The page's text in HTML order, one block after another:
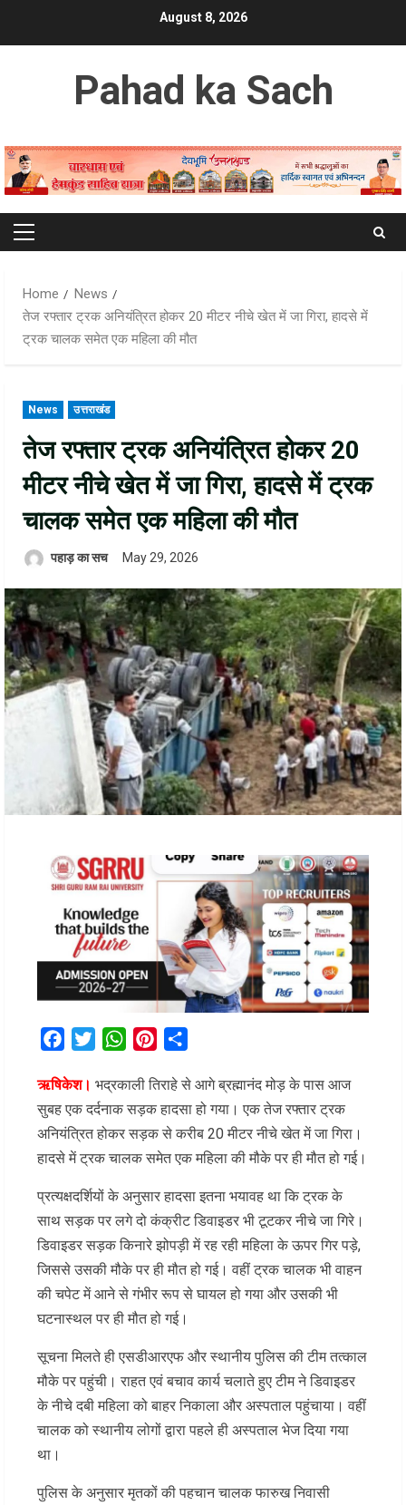
August 8, 2026
Pahad ka Sach
Primary
Home
News
तेज रफ्तार ट्रक अनियंत्रित होकर 20 मीटर नीचे खेत में जा गिरा, हादसे में
ट्रक चालक समेत एक महिला की मौत
News उत्तराखंड
तेज रफ्तार ट्रक अनियंत्रित होकर 20
मीटर नीचे खेत में जा गिरा, हादसे में ट्रक
चालक समेत एक महिला की मौत
पहाड़ का सच May 29, 2026
FacebookTwitterWhatsAppPinterest
ऋषिकेश। भद्रकाली तिराहे से आगे ब्रह्मानंद मोड़ के पास आज
सुबह एक दर्दनाक सड़क हादसा हो गया। एक तेज रफ्तार ट्रक
अनियंत्रित होकर सड़क से करीब 20 मीटर नीचे खेत में जा गिरा।
हादसे में ट्रक चालक समेत एक महिला की मौके पर ही मौत हो गई।
प्रत्यक्षदर्शियों के अनुसार हादसा इतना भयावह था कि ट्रक के
साथ सड़क पर लगे दो कंक्रीट डिवाइडर भी टूटकर नीचे जा गिरे।
डिवाइडर सड़क किनारे झोपड़ी में रह रही महिला के ऊपर गिर पड़े,
जिससे उसकी मौके पर ही मौत हो गई। वहीं ट्रक चालक भी वाहन
की चपेट में आने से गंभीर रूप से घायल हो गया और उसकी भी
घटनास्थल पर ही मौत हो गई।
सूचना मिलते ही एसडीआरएफ और स्थानीय पुलिस की टीम तत्काल
मौके पर पहुंची। राहत एवं बचाव कार्य चलाते हुए टीम ने डिवाइडर
के नीचे दबी महिला को बाहर निकाला और अस्पताल पहुंचाया। वहीं
चालक को स्थानीय लोगों द्वारा पहले ही अस्पताल भेज दिया गया
था।
पुलिस के अनुसार मृतकों की पहचान चालक फारुख निवासी